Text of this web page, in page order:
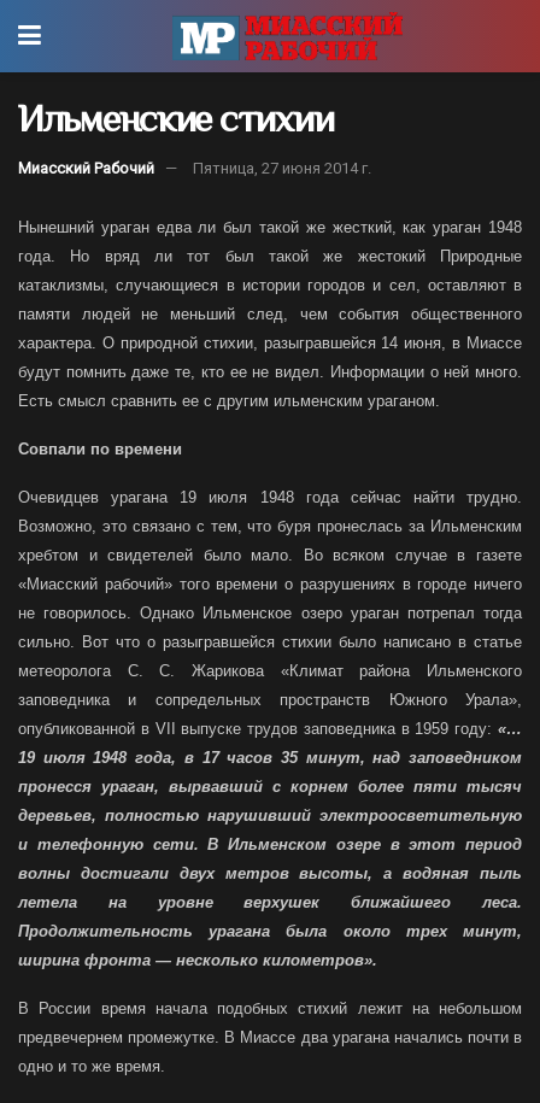
Ильменские стихии
Миасский Рабочий Пятница, 27 июня 2014 г.
Нынешний ураган едва ли был такой же жесткий, как ураган 1948
года. Но вряд ли тот был такой же жестокий Природные
катаклизмы, случающиеся в истории городов и сел, оставляют в
памяти людей не меньший след, чем события общественного
характера. О природной стихии, разыгравшейся 14 июня, в Миассе
будут помнить даже те, кто ее не видел. Информации о ней много.
Есть смысл сравнить ее с другим ильменским ураганом.
Совпали по времени
Очевидцев урагана 19 июля 1948 года сейчас найти трудно.
Возможно, это связано с тем, что буря пронеслась за Ильменским
хребтом и свидетелей было мало. Во всяком случае в газете
«Миасский рабочий» того времени о разрушениях в городе ничего
не говорилось. Однако Ильменское озеро ураган потрепал тогда
сильно. Вот что о разыгравшейся стихии было написано в статье
метеоролога С. С. Жарикова «Климат района Ильменского
заповедника и сопредельных пространств Южного Урала»,
опубликованной в VII выпуске трудов заповедника в 1959 году: «…
19 июля 1948 года, в 17 часов 35 минут, над заповедником
пронесся ураган, вырвавший с корнем более пяти тысяч
деревьев, полностью нарушивший электроосветительную
и телефонную сети. В Ильменском озере в этот период
волны достигали двух метров высоты, а водяная пыль
летела на уровне верхушек ближайшего леса.
Продолжительность урагана была около трех минут,
ширина фронта — несколько километров».
В России время начала подобных стихий лежит на небольшом
предвечернем промежутке. В Миассе два урагана начались почти в
одно и то же время.